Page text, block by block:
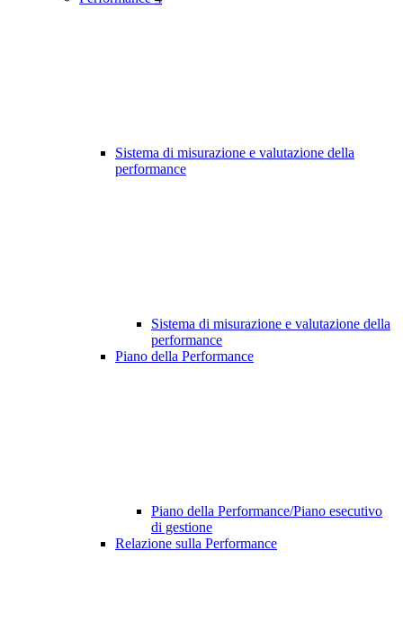
Sistema di misurazione e valutazione della
performance
Sistema di misurazione e valutazione della
performance
Piano della Performance
Piano della Performance/Piano esecutivo
di gestione
Relazione sulla Performance